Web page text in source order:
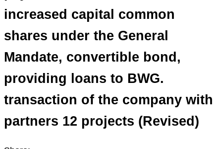
increased capital common
shares under the General
Mandate, convertible bond,
providing loans to BWG.
transaction of the company with
partners 12 projects (Revised)